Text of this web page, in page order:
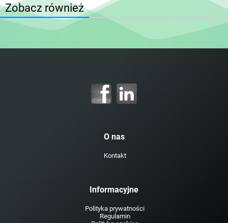
Zobacz również
O nas
Kontakt
Informacyjne
Polityka prywatności
Regulamin